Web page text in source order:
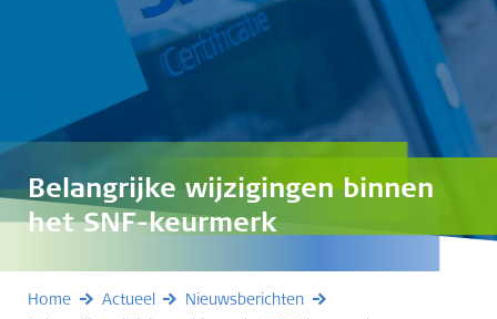
Belangrijke wijzigingen binnen
het SNF-keurmerk
Home Actueel
Nieuwsberichten